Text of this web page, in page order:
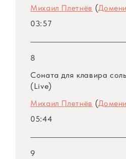
Михаил Плетнёв (
03:57
8
Соната для клавира
(Live)
Михаил Плетнёв (
05:44
9